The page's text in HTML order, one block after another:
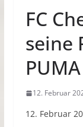
FC
seine
PUMA
12. Februar
12. Februar